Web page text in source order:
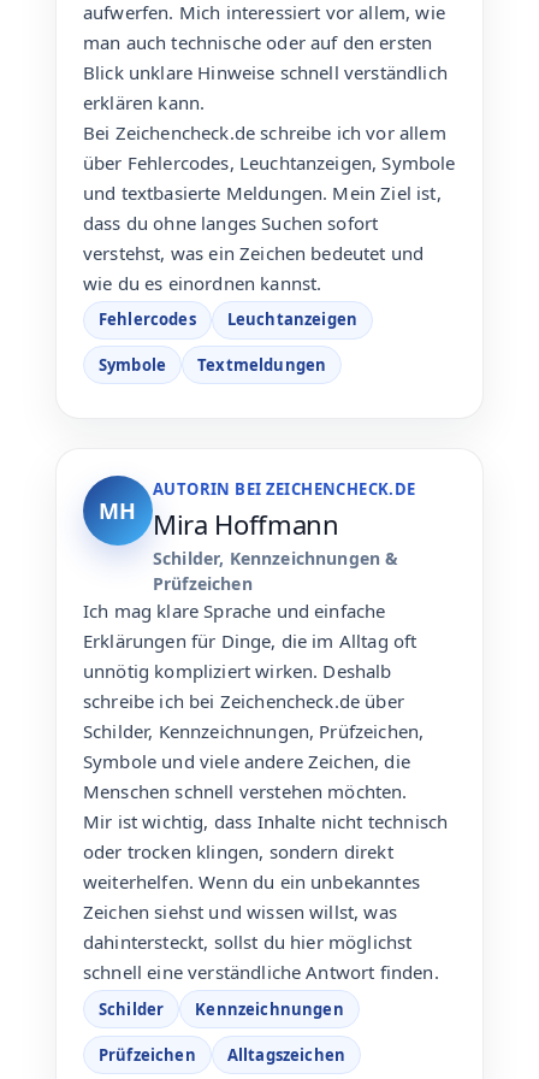
aufwerfen. Mich interessiert vor allem, wie
man auch technische oder auf den ersten
Blick unklare Hinweise schnell verständlich
erklären kann.
Bei Zeichencheck.de schreibe ich vor allem
über Fehlercodes, Leuchtanzeigen, Symbole
und textbasierte Meldungen. Mein Ziel ist,
dass du ohne langes Suchen sofort
verstehst, was ein Zeichen bedeutet und
wie du es einordnen kannst.
Fehlercodes Leuchtanzeigen
Symbole Textmeldungen
MH
AUTORIN BEI ZEICHENCHECK.DE
Mira Hoffmann
Schilder, Kennzeichnungen &
Prüfzeichen
Ich mag klare Sprache und einfache
Erklärungen für Dinge, die im Alltag oft
unnötig kompliziert wirken. Deshalb
schreibe ich bei Zeichencheck.de über
Schilder, Kennzeichnungen, Prüfzeichen,
Symbole und viele andere Zeichen, die
Menschen schnell verstehen möchten.
Mir ist wichtig, dass Inhalte nicht technisch
oder trocken klingen, sondern direkt
weiterhelfen. Wenn du ein unbekanntes
Zeichen siehst und wissen willst, was
dahintersteckt, sollst du hier möglichst
schnell eine verständliche Antwort finden.
Schilder Kennzeichnungen
Prüfzeichen Alltagszeichen